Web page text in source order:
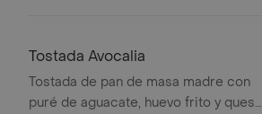
Tostada Avocalia
Tostada de pan de masa madre con
puré de aguacate, huevo frito y queso